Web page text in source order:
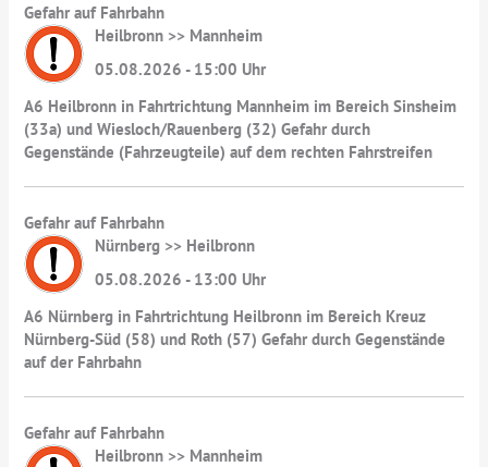
Gefahr auf Fahrbahn
Heilbronn >> Mannheim
05.08.2026 - 15:00 Uhr
A6 Heilbronn in Fahrtrichtung Mannheim im Bereich Sinsheim
(33a) und Wiesloch/Rauenberg (32) Gefahr durch
Gegenstände (Fahrzeugteile) auf dem rechten Fahrstreifen
Gefahr auf Fahrbahn
Nürnberg >> Heilbronn
05.08.2026 - 13:00 Uhr
A6 Nürnberg in Fahrtrichtung Heilbronn im Bereich Kreuz
Nürnberg-Süd (58) und Roth (57) Gefahr durch Gegenstände
auf der Fahrbahn
Gefahr auf Fahrbahn
Heilbronn >> Mannheim